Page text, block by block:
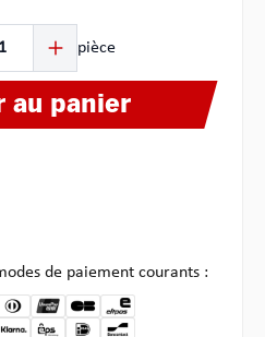
pièce
au panier
de paiement courants :